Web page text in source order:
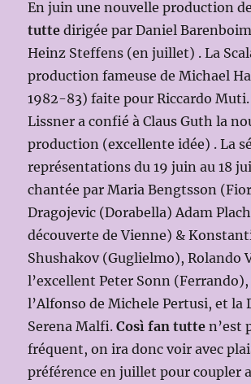
En juin une nouvelle production
tutte dirigée par Daniel
Heinz Steffens (en juillet) . La
production fameuse de Michael
1982-83) faite pour Riccardo
Lissner a confié à Claus Guth la
production (excellente idée) . La
représentations du 19 juin au 18
chantée par Maria Bengtsson
Dragojevic (Dorabella) Adam
découverte de Vienne) &
Shushakov (Guglielmo), Rolando
l’excellent Peter Sonn (Ferrando),
l’Alfonso de Michele Pertusi, et la
Serena Malfi.Così fan tutte n’est
fréquent, on ira donc voir avec
préférence en juillet pour coupler